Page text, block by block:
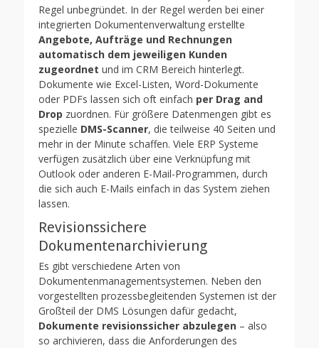
Regel unbegründet. In der Regel werden bei einer
integrierten Dokumentenverwaltung erstellte
Angebote, Aufträge und Rechnungen
automatisch dem jeweiligen Kunden
zugeordnet und im CRM Bereich hinterlegt.
Dokumente wie Excel-Listen, Word-Dokumente
oder PDFs lassen sich oft einfach per Drag and
Drop zuordnen. Für größere Datenmengen gibt es
spezielle DMS-Scanner, die teilweise 40 Seiten und
mehr in der Minute schaffen. Viele ERP Systeme
verfügen zusätzlich über eine Verknüpfung mit
Outlook oder anderen E-Mail-Programmen, durch
die sich auch E-Mails einfach in das System ziehen
lassen.
Revisionssichere
Dokumentenarchivierung
Es gibt verschiedene Arten von
Dokumentenmanagementsystemen. Neben den
vorgestellten prozessbegleitenden Systemen ist der
Großteil der DMS Lösungen dafür gedacht,
Dokumente revisionssicher abzulegen – also
so archivieren, dass die Anforderungen des